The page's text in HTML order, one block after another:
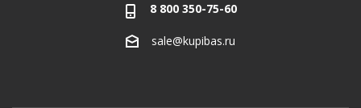
8 800 350-75-60
sale@kupibas.ru